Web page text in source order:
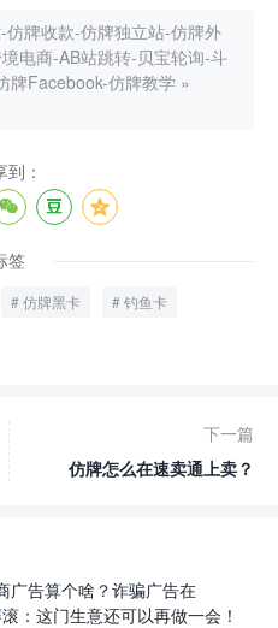
仿牌收款-仿牌独立站-仿牌外
电商-AB站跳转-贝宝轮询-斗
牌Facebook-仿牌教学 »
到：
签
仿牌黑卡 钓鱼卡
下一篇
仿牌怎么在速卖通上卖？
广告算个啥？诈骗广告在
：这门生意还可以再做一会！